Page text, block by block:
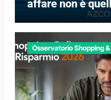
affare non è
Osservatorio Shopping